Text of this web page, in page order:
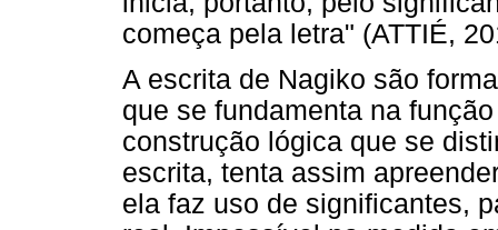
começa pela letra" (ATTIÉ,
A escrita de Nagiko são
que se fundamenta na
construção lógica que se
escrita, tenta assim
ela faz uso de significantes,